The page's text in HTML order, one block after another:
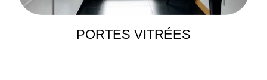
PORTES VITRÉES